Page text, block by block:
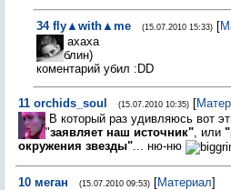
34 fly▲with▲me (15.07.2010 15:33) [
ахаха
блин)
коментарий убил :DD
11 orchids_soul (15.07.2010 10:35) [
В который раз удивляюсь вот
"заявляет наш источник", или
окружения звезды"... ню-ню
10 меган (15.07.2010 09:53) [Материал]